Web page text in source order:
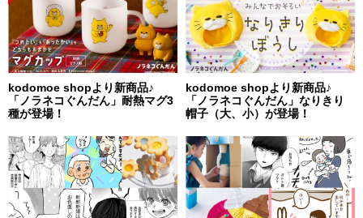
kodomoe shopより新商品♪
「ノラネコぐんだん」耐熱マグ3
種が登場！
kodomoe shopより新商品♪
「ノラネコぐんだん」なりきり
帽子（大、小）が登場！